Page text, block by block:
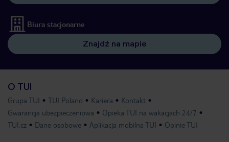
Biura stacjonarne
Znajdź na mapie
O TUI
Grupa TUI TUI Poland Kariera
Kontakt
Gwarancja ubezpieczeniowa
Opieka TUI na wakacjach 24/7
TUI.cz
Dane osobowe Aplikacja mobilna TUI Opinie TUI